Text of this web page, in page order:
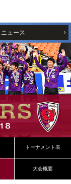
ニュース
トーナメント表
大会概要